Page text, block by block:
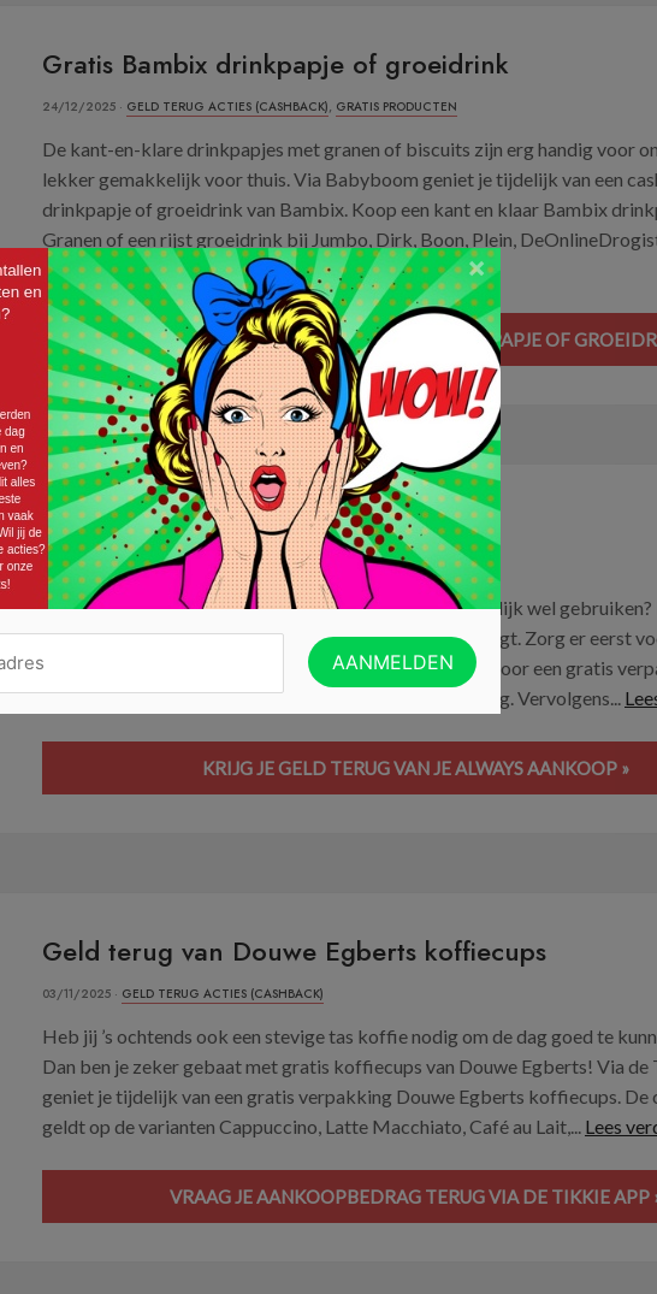
Gratis Bambix drinkpapje of groeidrink
24/12/2025 · GELD TERUG ACTIES (CASHBACK), GRATIS PRODUCTEN
De kant-en-klare drinkpapjes met granen of biscuits zijn erg handig voor
lekker gemakkelijk voor thuis. Via Babyboom geniet je tijdelijk van een
drinkpapje of groeidrink van Bambix. Koop een kant en klaar Bambix
Granen of een rijst groeidrink bij Jumbo, Dirk, Boon, Plein,
online en...Lees verder »
VERWEN JE KIND MET EEN GRATIS DRINKPAPJE OF
Gratis verpakking Always Discreet
22/12/2025 ·GELD TERUG ACTIES (CASHBACK)
Een extra verpakking Always Discreet kan je waarschijnlijk wel gebruiken?
als je je aankoopbedrag na je aankoop volledig terugkrijgt. Zorg er eerst
Tikkie app op je mobieltje hebt staan. Je vindt de actie voor een gratis
Discreet onder het tabje Deals. Activeer er de aanbieding. Vervolgens...
KRIJG JE GELD TERUG VAN JE ALWAYS AANKOOP »
Geld terug van Douwe Egberts koffiecups
03/11/2025 · GELD TERUG ACTIES (CASHBACK)
Heb jij ’s ochtends ook een stevige tas koffie nodig om de dag goed te
Dan ben je zeker gebaat met gratis koffiecups van Douwe Egberts! Via de
geniet je tijdelijk van een gratis verpakking Douwe Egberts koffiecups. De
geldt op de varianten Cappuccino, Latte Macchiato, Café au Lait,... Lees
VRAAG JE AANKOOPBEDRAG TERUG VIA DE TIKKIE APP
×